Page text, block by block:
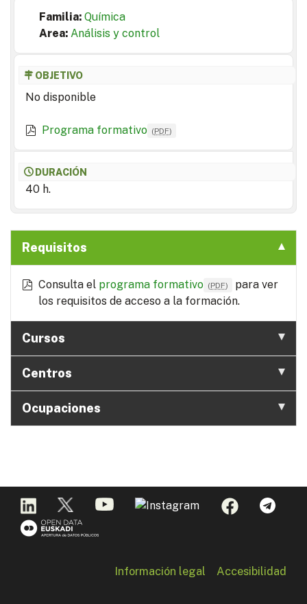
Familia: Química
Area: Análisis y control
OBJETIVO
No disponible
Programa formativo (PDF)
DURACIÓN
40 h.
Requisitos
Consulta el programa formativo (PDF)
para ver
los requisitos de acceso a la formación.
Cursos
Centros
Ocupaciones
Información legal Accesibilidad